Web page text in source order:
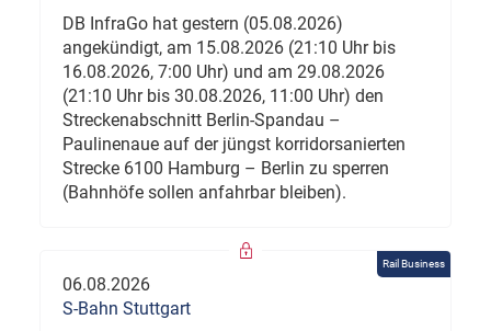
DB InfraGo hat gestern (05.08.2026)
angekündigt, am 15.08.2026 (21:10 Uhr bis
16.08.2026, 7:00 Uhr) und am 29.08.2026
(21:10 Uhr bis 30.08.2026, 11:00 Uhr) den
Streckenabschnitt Berlin-Spandau –
Paulinenaue auf der jüngst korridorsanierten
Strecke 6100 Hamburg – Berlin zu sperren
(Bahnhöfe sollen anfahrbar bleiben).
Rail Business
06.08.2026
S-Bahn Stuttgart